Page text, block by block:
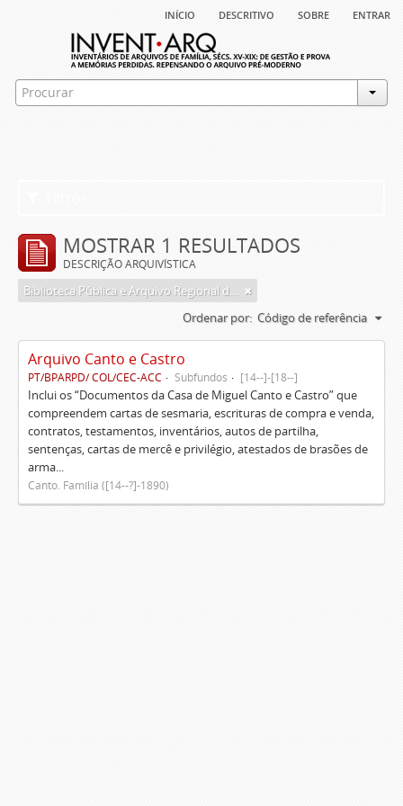
início descritivo sobre entrar
MOSTRAR 1 RESULTADOS
DESCRIÇÃO ARQUIVÍSTICA
Biblioteca Pública e Arquivo Regional de Ponta Delgada
Ordenar por: Código de referência
Arquivo Canto e Castro
PT/BPARPD/ COL/CEC-ACC Subfundos [14--]-[18--]
Inclui os “Documentos da Casa de Miguel Canto e Castro” que
compreendem cartas de sesmaria, escrituras de compra e venda,
contratos, testamentos, inventários, autos de partilha,
sentenças, cartas de mercê e privilégio, atestados de brasões de
arma...
Canto. Família ([14--?]-1890)